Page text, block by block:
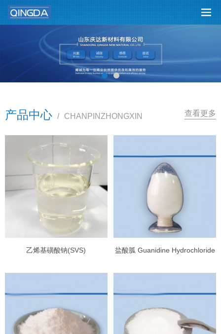
产品中心 / CHANPINZHONGXIN 查看更多
乙烯基磺酸钠(SVS) 盐酸胍 Guanidine Hydrochloride